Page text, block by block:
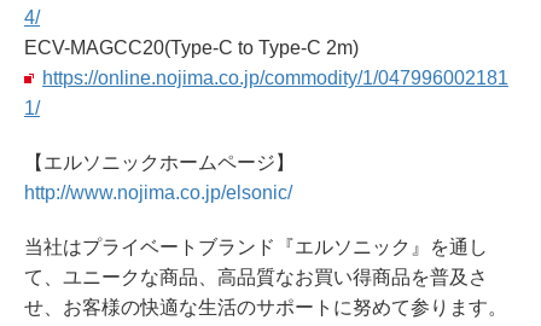
4/
ECV-MAGCC20(Type-C to Type-C 2m)
https://online.nojima.co.jp/commodity/1/047996002181
1/
【エルソニックホームページ】
http://www.nojima.co.jp/elsonic/
当社はプライベートブランド『エルソニック』を通し
て、ユニークな商品、高品質なお買い得商品を普及さ
せ、お客様の快適な生活のサポートに努めて参ります。